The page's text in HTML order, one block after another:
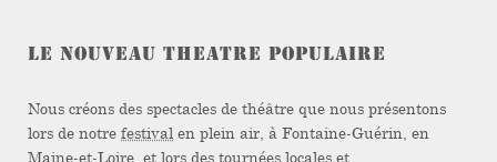
LE NOUVEAU THEATRE POPULAIRE
Nous créons des spectacles de théâtre que nous présentons
lors de notre festival en plein air, à Fontaine-Guérin, en
Maine-et-Loire, et lors des tournées locales et